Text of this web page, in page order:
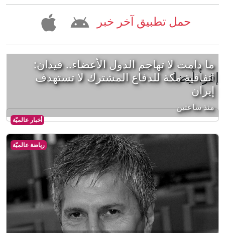
حمل تطبيق آخر خبر
إقرأ أيضا
أخبار عالميّة
ما دامت لا تهاجم الدول الأعضاء.. فيدان:
اتفاقية مكة للدفاع المشترك لا تستهدف
إيران
منذ ساعتين
رياضة عالميّة